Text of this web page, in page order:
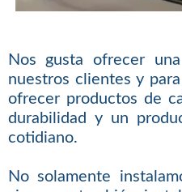
Nos gusta ofrecer
nuestros clientes y
ofrecer productos de
durabilidad y un
cotidiano.
No solamente